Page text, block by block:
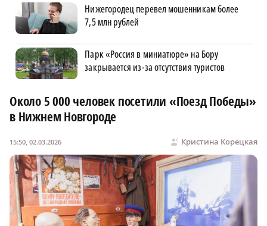
Нижегородец перевел мошенникам более
7,5 млн рублей
Парк «Россия в миниатюре» на Бору
закрывается из-за отсутствия туристов
Около 5 000 человек посетили «Поезд Победы»
в Нижнем Новгороде
Кристина Корецкая
15:50, 02.03.2026